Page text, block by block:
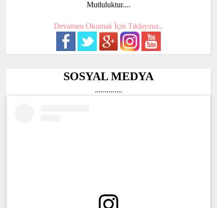
Mutluluktur....
Devamını Okumak İçin Tıklayınız..
SOSYAL MEDYA
..............